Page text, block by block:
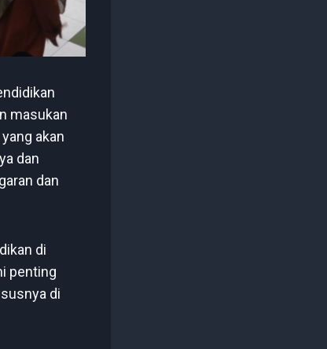
masukan
akan
dan
dan
di
penting
di